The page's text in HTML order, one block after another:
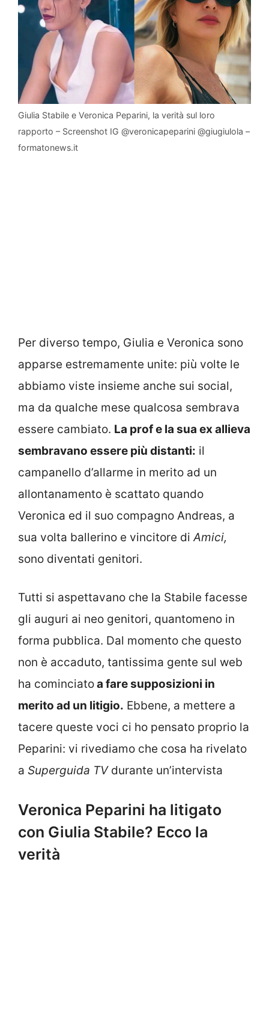
Giulia Stabile e Veronica Peparini, la verità sul loro
rapporto – Screenshot IG @veronicapeparini @giugiulola –
formatonews.it
Per diverso tempo, Giulia e Veronica sono
apparse estremamente unite: più volte le
abbiamo viste insieme anche sui social,
ma da qualche mese qualcosa sembrava
essere cambiato. La prof e la sua ex allieva
sembravano essere più distanti: il
campanello d’allarme in merito ad un
allontanamento è scattato quando
Veronica ed il suo compagno Andreas, a
sua volta ballerino e vincitore diAmici,
sono diventati genitori.
Tutti si aspettavano che la Stabile facesse
gli auguri ai neo genitori, quantomeno in
forma pubblica. Dal momento che questo
non è accaduto, tantissima gente sul web
ha cominciatoa fare supposizioni in
merito ad un litigio. Ebbene, a mettere a
tacere queste voci ci ho pensato proprio la
Peparini: vi rivediamo che cosa ha rivelato
a Superguida TVdurante un’intervista
Veronica Peparini ha litigato
con Giulia Stabile? Ecco la
verità